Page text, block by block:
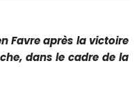
Favre après la victoire
dans le cadre de la